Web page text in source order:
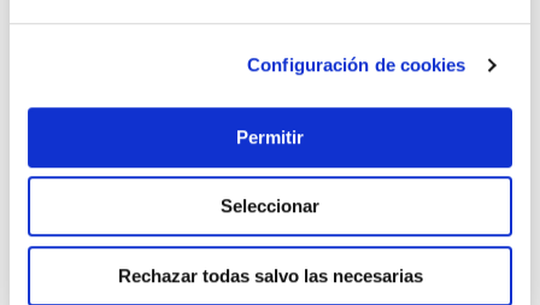
Configuración de cookies
Permitir
Seleccionar
Rechazar todas salvo las necesarias
7,15 €
Añadir al carrito